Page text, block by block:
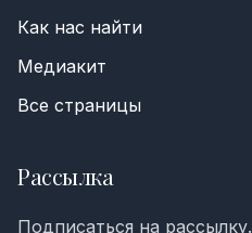
Как нас найти
Медиакит
Все страницы
Рассылка
Подписаться на рассылку.